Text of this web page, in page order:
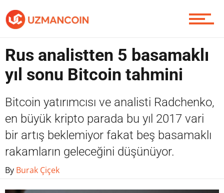
Soru Sor
Contact / İletişim
Rus analistten 5 basamaklı
yıl sonu Bitcoin tahmini
Bitcoin yatırımcısı ve analisti Radchenko,
en büyük kripto parada bu yıl 2017 vari
bir artış beklemiyor fakat beş basamaklı
rakamların geleceğini düşünüyor.
By Burak Çiçek